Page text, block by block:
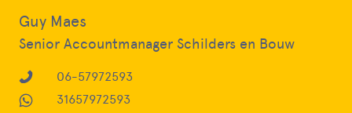
Guy Maes
Senior Accountmanager Schilders en Bouw
06-57972593
31657972593